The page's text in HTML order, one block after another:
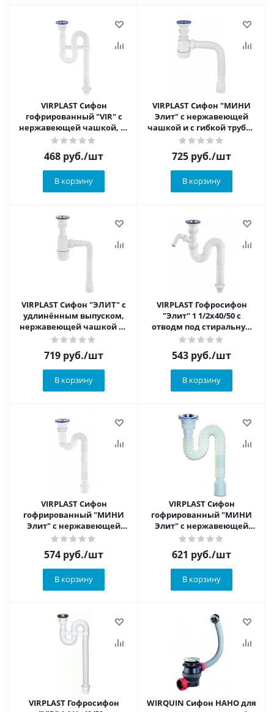
VIRPLAST Cифон
гофрированный "VIR" с
нержавеющей чашкой, 63
мм
468 руб./шт
В корзину
VIRPLAST Сифон "МИНИ
Элит" с нержавеющей
чашкой и с гибкой трубой
(L800 мм)
725 руб./шт
В корзину
VIRPLAST Сифон "ЭЛИТ" с
удлинённым выпуском,
нержавеющей чашкой из
стали и гофротрубой
719 руб./шт
В корзину
VIRPLAST Гофросифон
"Элит" 1 1/2х40/50 с
отводм под стиральную
машину и нержавеющей
чашкой д.70, 900 мм
543 руб./шт
В корзину
VIRPLAST Сифон
гофрированный "МИНИ
Элит" с нержавеющей
чашкой (L800 мм)
574 руб./шт
В корзину
VIRPLAST Сифон
гофрированный "МИНИ
Элит" с нержавеющей
чашкой, удлинённый
621 руб./шт
В корзину
VIRPLAST Гофросифон
WIRQUIN Сифон НАНО для